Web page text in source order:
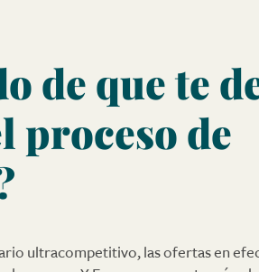
de que te
proceso de
ultracompetitivo, las ofertas en